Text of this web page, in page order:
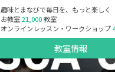
趣味とまなびで毎日を、もっと楽しく
お教室21,000教室
オンラインレッスン・ワークショップ
教室情報